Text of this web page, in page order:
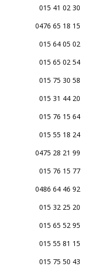
015 41 02 30
0476 65 18 15
015 64 05 02
015 65 02 54
015 75 30 58
015 31 44 20
015 76 15 64
015 55 18 24
0475 28 21 99
015 76 15 77
0486 64 46 92
015 32 25 20
015 65 52 95
015 55 81 15
015 75 50 43